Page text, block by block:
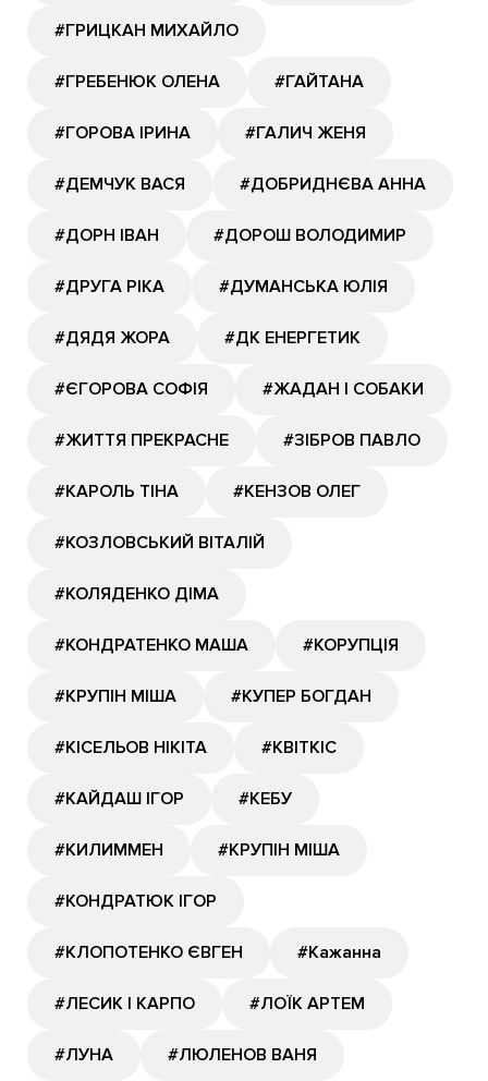
#ГРИЦКАН МИХАЙЛО
#ГРЕБЕНЮК ОЛЕНА #ГАЙТАНА
#ГОРОВА ІРИНА #ГАЛИЧ ЖЕНЯ
#ДЕМЧУК ВАСЯ #ДОБРИДНЄВА АННА
#ДОРН ІВАН #ДОРОШ ВОЛОДИМИР
#ДРУГА РІКА #ДУМАНСЬКА ЮЛІЯ
#ДЯДЯ ЖОРА #ДК ЕНЕРГЕТИК
#ЄГОРОВА СОФІЯ #ЖАДАН І СОБАКИ
#ЖИТТЯ ПРЕКРАСНЕ #ЗІБРОВ ПАВЛО
#КАРОЛЬ ТІНА #КЕНЗОВ ОЛЕГ
#КОЗЛОВСЬКИЙ ВІТАЛІЙ
#КОЛЯДЕНКО ДІМА
#КОНДРАТЕНКО МАША #КОРУПЦІЯ
#КРУПІН МІША #КУПЕР БОГДАН
#КІСЕЛЬОВ НІКІТА #КВІТКІС
#КАЙДАШ ІГОР #КЕБУ
#КИЛИММЕН #КРУПІН МІША
#КОНДРАТЮК ІГОР
#КЛОПОТЕНКО ЄВГЕН #Кажанна
#ЛЕСИК І КАРПО #ЛОЇК АРТЕМ
#ЛУНА #ЛЮЛЕНОВ ВАНЯ